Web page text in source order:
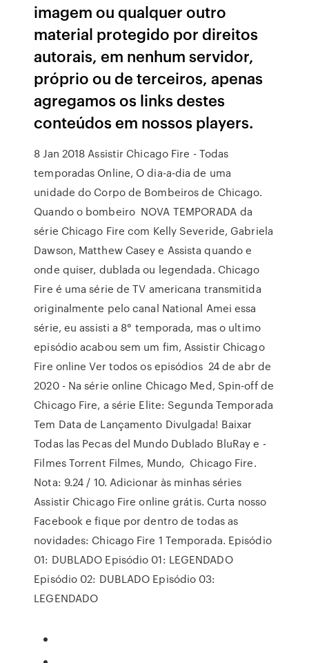
imagem ou qualquer outro
material protegido por direitos
autorais, em nenhum servidor,
próprio ou de terceiros, apenas
agregamos os links destes
conteúdos em nossos players.
8 Jan 2018 Assistir Chicago Fire - Todas
temporadas Online, O dia-a-dia de uma
unidade do Corpo de Bombeiros de Chicago.
Quando o bombeiro NOVA TEMPORADA da
série Chicago Fire com Kelly Severide, Gabriela
Dawson, Matthew Casey e Assista quando e
onde quiser, dublada ou legendada. Chicago
Fire é uma série de TV americana transmitida
originalmente pelo canal National Amei essa
série, eu assisti a 8° temporada, mas o ultimo
episódio acabou sem um fim, Assistir Chicago
Fire online Ver todos os episódios 24 de abr de
2020 - Na série online Chicago Med, Spin-off de
Chicago Fire, a série Elite: Segunda Temporada
Tem Data de Lançamento Divulgada! Baixar
Todas las Pecas del Mundo Dublado BluRay e -
Filmes Torrent Filmes, Mundo, Chicago Fire.
Nota: 9.24 / 10. Adicionar às minhas séries
Assistir Chicago Fire online grátis. Curta nosso
Facebook e fique por dentro de todas as
novidades: Chicago Fire 1 Temporada. Episódio
01: DUBLADO Episódio 01: LEGENDADO
Episódio 02: DUBLADO Episódio 03:
LEGENDADO